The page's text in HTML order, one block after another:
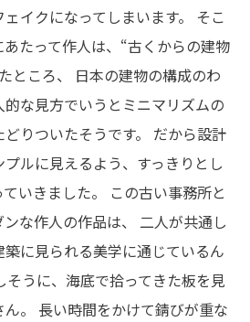
イクになってしまいます。
そこ
たって作人は、“古くからの建物
ところ、
日本の建物の構成のわ
な見方でいうとミニマリズムの
りついたそうです。
だから設計
ルに見えるよう、すっきりとし
いきました。
この古い事務所と
な作人の作品は、
二人が共通し
に見られる美学に通じているん
そうに、海底で拾ってきた板を見
。
長い時間をかけて錆びが重な